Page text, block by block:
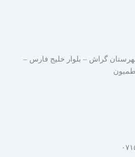
گراش – بلوار خلیج فارس –